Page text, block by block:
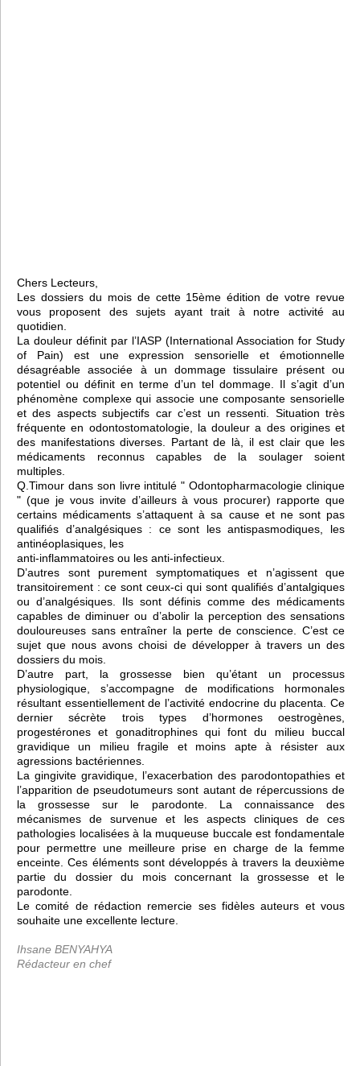
Chers Lecteurs,
Les dossiers du mois de cette 15ème édition de votre revue
vous proposent des sujets ayant trait à notre activité au
quotidien.
La douleur définit par l’IASP (International Association for Study
of Pain) est une expression sensorielle et émotionnelle
désagréable associée à un dommage tissulaire présent ou
potentiel ou définit en terme d’un tel dommage. Il s’agit d’un
phénomène complexe qui associe une composante sensorielle
et des aspects subjectifs car c’est un ressenti. Situation très
fréquente en odontostomatologie, la douleur a des origines et
des manifestations diverses. Partant de là, il est clair que les
médicaments reconnus capables de la soulager soient
multiples.
Q.Timour dans son livre intitulé " Odontopharmacologie clinique
" (que je vous invite d’ailleurs à vous procurer) rapporte que
certains médicaments s’attaquent à sa cause et ne sont pas
qualifiés d’analgésiques : ce sont les antispasmodiques, les
antinéoplasiques, les
anti-inflammatoires ou les anti-infectieux.
D’autres sont purement symptomatiques et n’agissent que
transitoirement : ce sont ceux-ci qui sont qualifiés d’antalgiques
ou d’analgésiques. Ils sont définis comme des médicaments
capables de diminuer ou d’abolir la perception des sensations
douloureuses sans entraîner la perte de conscience. C’est ce
sujet que nous avons choisi de développer à travers un des
dossiers du mois.
D’autre part, la grossesse bien qu’étant un processus
physiologique, s’accompagne de modifications hormonales
résultant essentiellement de l’activité endocrine du placenta. Ce
dernier sécrète trois types d’hormones oestrogènes,
progestérones et gonaditrophines qui font du milieu buccal
gravidique un milieu fragile et moins apte à résister aux
agressions bactériennes.
La gingivite gravidique, l’exacerbation des parodontopathies et
l’apparition de pseudotumeurs sont autant de répercussions de
la grossesse sur le parodonte. La connaissance des
mécanismes de survenue et les aspects cliniques de ces
pathologies localisées à la muqueuse buccale est fondamentale
pour permettre une meilleure prise en charge de la femme
enceinte. Ces éléments sont développés à travers la deuxième
partie du dossier du mois concernant la grossesse et le
parodonte.
Le comité de rédaction remercie ses fidèles auteurs et vous
souhaite une excellente lecture.
Ihsane BENYAHYA
Rédacteur en chef